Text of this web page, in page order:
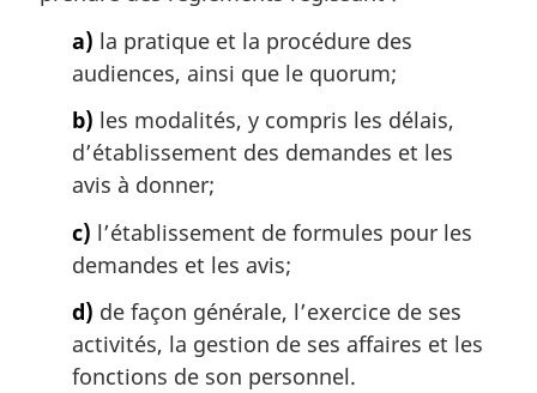
a) la pratique et la procédure des
audiences, ainsi que le quorum;
b) les modalités, y compris les délais,
d’établissement des demandes et les
avis à donner;
c) l’établissement de formules pour les
demandes et les avis;
d) de façon générale, l’exercice de ses
activités, la gestion de ses affaires et les
fonctions de son personnel.